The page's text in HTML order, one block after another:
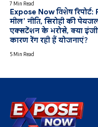
7 Min Read
Expose Now विशेष रिपोर्ट:
मील’ नीति, सिरोही की
एक्सटेंशन के भरोसे, क्या
कारण रेंग रही हैं योजनाएं?
5 Min Read